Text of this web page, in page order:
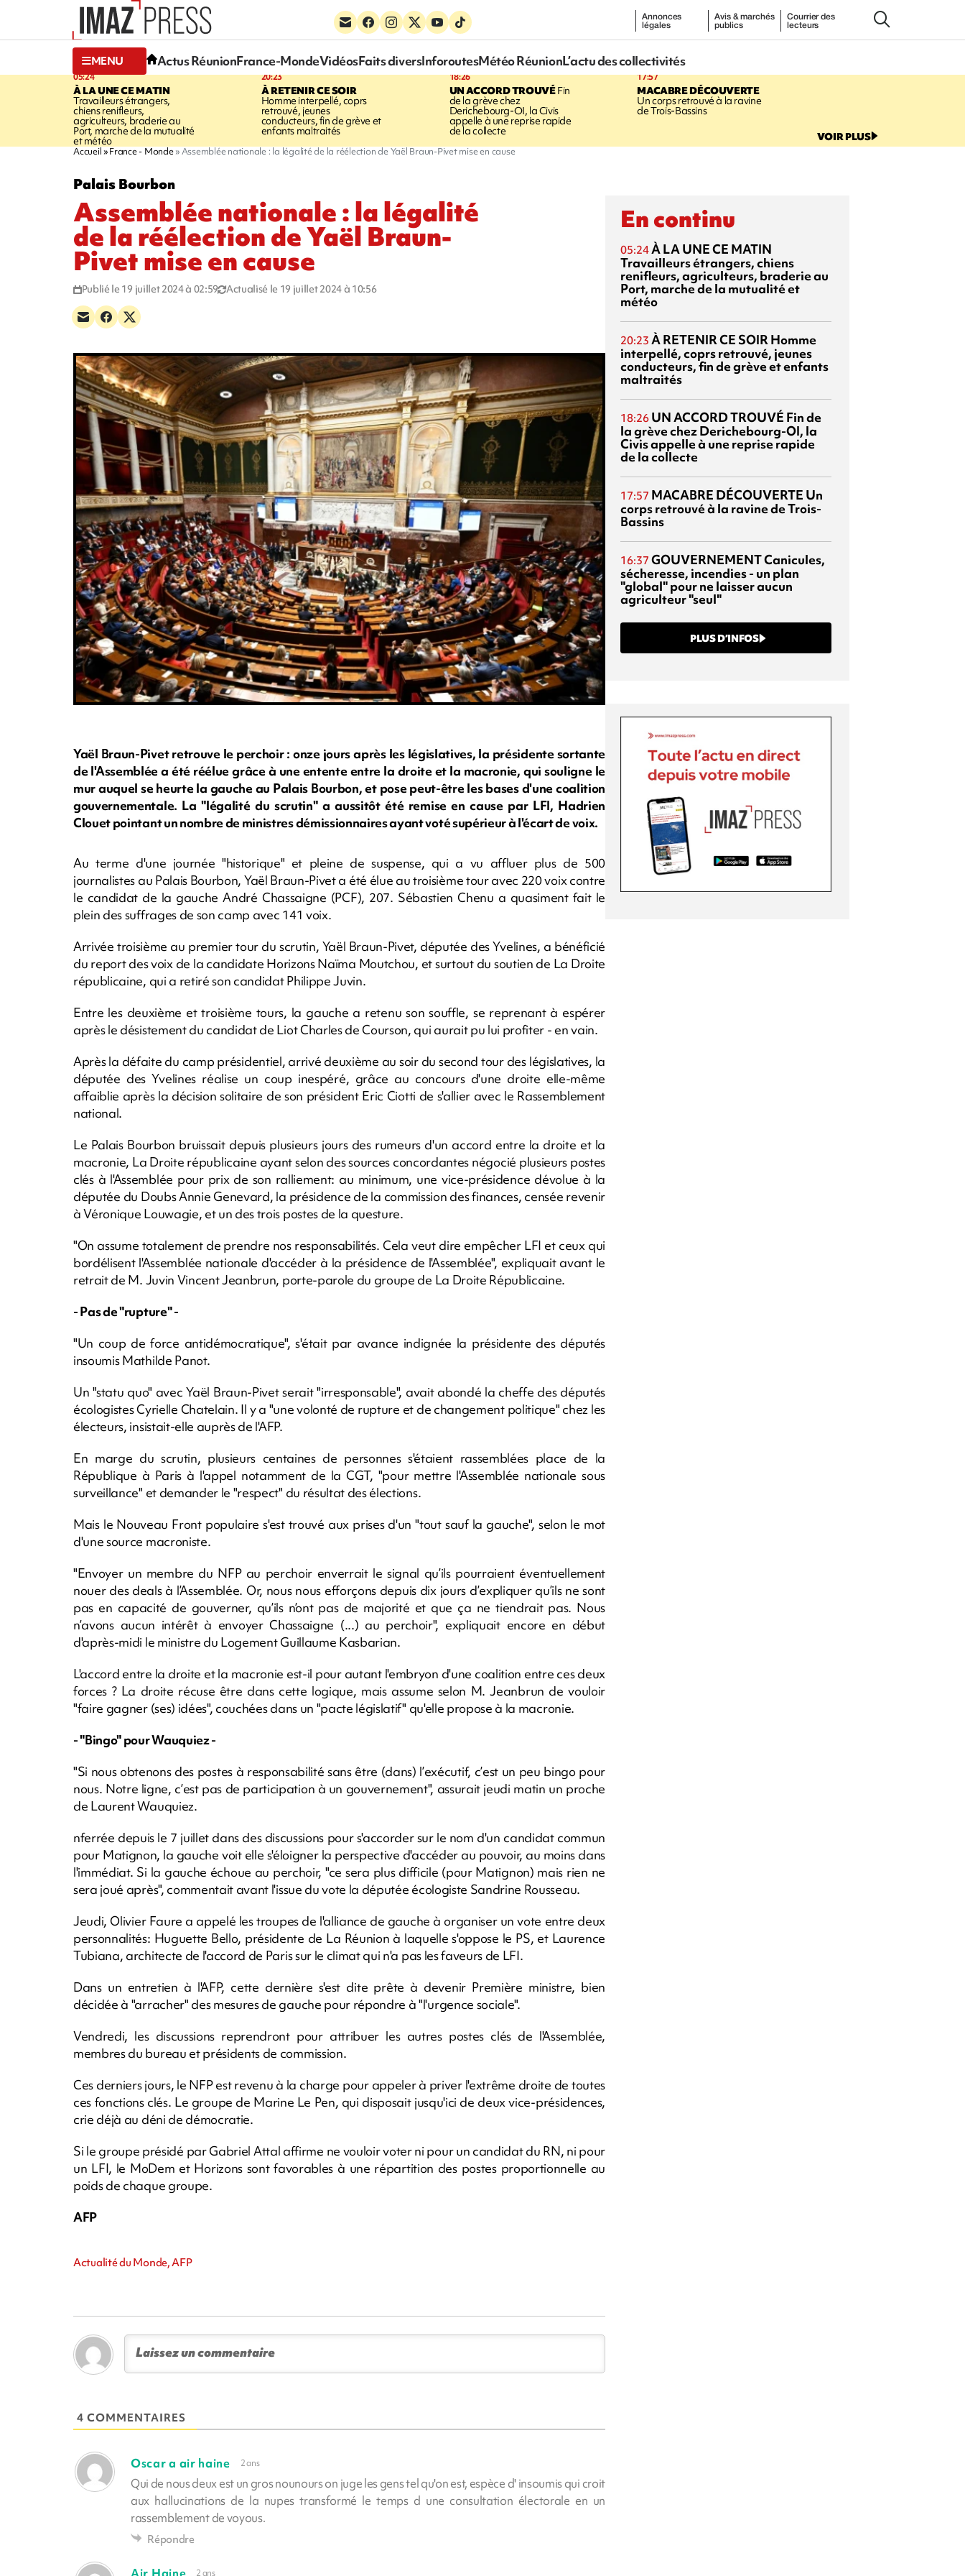
Annonces
légales
Avis & marchés
publics
Courrier des
lecteurs
MENU Actus RéunionFrance-MondeVidéosFaits diversInforoutesMétéo RéunionL’actu des collectivités
05:24
À LA UNE CE MATIN
Travailleurs étrangers,
chiens renifleurs,
agriculteurs, braderie au
Port, marche de la mutualité
et météo
20:23
À RETENIR CE SOIR
Homme interpellé, coprs
retrouvé, jeunes
conducteurs, fin de grève et
enfants maltraités
18:26
UN ACCORD TROUVÉFin
de la grève chez
Derichebourg-OI, la Civis
appelle à une reprise rapide
de la collecte
17:57
MACABRE DÉCOUVERTE
Un corps retrouvé à la ravine
de Trois-Bassins
VOIR PLUS
Accueil France - Monde Assemblée nationale : la légalité de la réélection de Yaël Braun-Pivet mise en cause
Palais Bourbon
Assemblée nationale : la légalité
de la réélection de Yaël Braun-
Pivet mise en cause
Publié le 19 juillet 2024 à 02:59 Actualisé le 19 juillet 2024 à 10:56
Yaël Braun-Pivet retrouve le perchoir : onze jours après les législatives, la présidente sortante
de l'Assemblée a été réélue grâce à une entente entre la droite et la macronie, qui souligne le
mur auquel se heurte la gauche au Palais Bourbon, et pose peut-être les bases d'une coalition
gouvernementale. La "légalité du scrutin" a aussitôt été remise en cause par LFI, Hadrien
Clouet pointant un nombre de ministres démissionnaires ayant voté supérieur à l'écart de voix.
Au terme d'une journée "historique" et pleine de suspense, qui a vu affluer plus de 500
journalistes au Palais Bourbon, Yaël Braun-Pivet a été élue au troisième tour avec 220 voix contre
le candidat de la gauche André Chassaigne (PCF), 207. Sébastien Chenu a quasiment fait le
plein des suffrages de son camp avec 141 voix.
Arrivée troisième au premier tour du scrutin, Yaël Braun-Pivet, députée des Yvelines, a bénéficié
du report des voix de la candidate Horizons Naïma Moutchou, et surtout du soutien de La Droite
républicaine, qui a retiré son candidat Philippe Juvin.
Entre les deuxième et troisième tours, la gauche a retenu son souffle, se reprenant à espérer
après le désistement du candidat de Liot Charles de Courson, qui aurait pu lui profiter - en vain.
Après la défaite du camp présidentiel, arrivé deuxième au soir du second tour des législatives, la
députée des Yvelines réalise un coup inespéré, grâce au concours d'une droite elle-même
affaiblie après la décision solitaire de son président Eric Ciotti de s'allier avec le Rassemblement
national.
Le Palais Bourbon bruissait depuis plusieurs jours des rumeurs d'un accord entre la droite et la
macronie, La Droite républicaine ayant selon des sources concordantes négocié plusieurs postes
clés à l'Assemblée pour prix de son ralliement: au minimum, une vice-présidence dévolue à la
députée du Doubs Annie Genevard, la présidence de la commission des finances, censée revenir
à Véronique Louwagie, et un des trois postes de la questure.
"On assume totalement de prendre nos responsabilités. Cela veut dire empêcher LFI et ceux qui
bordélisent l'Assemblée nationale d'accéder à la présidence de l'Assemblée", expliquait avant le
retrait de M. Juvin Vincent Jeanbrun, porte-parole du groupe de La Droite Républicaine.
- Pas de "rupture" -
"Un coup de force antidémocratique", s'était par avance indignée la présidente des députés
insoumis Mathilde Panot.
Un "statu quo" avec Yaël Braun-Pivet serait "irresponsable", avait abondé la cheffe des députés
écologistes Cyrielle Chatelain. Il y a "une volonté de rupture et de changement politique" chez les
électeurs, insistait-elle auprès de l'AFP.
En marge du scrutin, plusieurs centaines de personnes s'étaient rassemblées place de la
République à Paris à l'appel notamment de la CGT, "pour mettre l'Assemblée nationale sous
surveillance" et demander le "respect" du résultat des élections.
Mais le Nouveau Front populaire s'est trouvé aux prises d'un "tout sauf la gauche", selon le mot
d'une source macroniste.
"Envoyer un membre du NFP au perchoir enverrait le signal qu’ils pourraient éventuellement
nouer des deals à l’Assemblée. Or, nous nous efforçons depuis dix jours d’expliquer qu’ils ne sont
pas en capacité de gouverner, qu’ils n’ont pas de majorité et que ça ne tiendrait pas. Nous
n’avons aucun intérêt à envoyer Chassaigne (...) au perchoir", expliquait encore en début
d'après-midi le ministre du Logement Guillaume Kasbarian.
L'accord entre la droite et la macronie est-il pour autant l'embryon d'une coalition entre ces deux
forces ? La droite récuse être dans cette logique, mais assume selon M. Jeanbrun de vouloir
"faire gagner (ses) idées", couchées dans un "pacte législatif" qu'elle propose à la macronie.
- "Bingo" pour Wauquiez -
"Si nous obtenons des postes à responsabilité sans être (dans) l’exécutif, c’est un peu bingo pour
nous. Notre ligne, c’est pas de participation à un gouvernement", assurait jeudi matin un proche
de Laurent Wauquiez.
nferrée depuis le 7 juillet dans des discussions pour s'accorder sur le nom d'un candidat commun
pour Matignon, la gauche voit elle s'éloigner la perspective d'accéder au pouvoir, au moins dans
l'immédiat. Si la gauche échoue au perchoir, "ce sera plus difficile (pour Matignon) mais rien ne
sera joué après", commentait avant l'issue du vote la députée écologiste Sandrine Rousseau.
Jeudi, Olivier Faure a appelé les troupes de l'alliance de gauche à organiser un vote entre deux
personnalités: Huguette Bello, présidente de La Réunion à laquelle s'oppose le PS, et Laurence
Tubiana, architecte de l'accord de Paris sur le climat qui n'a pas les faveurs de LFI.
Dans un entretien à l'AFP, cette dernière s'est dite prête à devenir Première ministre, bien
décidée à "arracher" des mesures de gauche pour répondre à "l'urgence sociale".
Vendredi, les discussions reprendront pour attribuer les autres postes clés de l'Assemblée,
membres du bureau et présidents de commission.
Ces derniers jours, le NFP est revenu à la charge pour appeler à priver l'extrême droite de toutes
ces fonctions clés. Le groupe de Marine Le Pen, qui disposait jusqu'ici de deux vice-présidences,
crie déjà au déni de démocratie.
Si le groupe présidé par Gabriel Attal affirme ne vouloir voter ni pour un candidat du RN, ni pour
un LFI, le MoDem et Horizons sont favorables à une répartition des postes proportionnelle au
poids de chaque groupe.
AFP
Actualité du Monde, AFP
4 COMMENTAIRES
Oscar a air haine 2 ans
Qui de nous deux est un gros nounours on juge les gens tel qu'on est, espèce d' insoumis qui croit
aux hallucinations de la nupes transformé le temps d une consultation électorale en un
rassemblement de voyous.
Répondre
2 ans
En continu
05:24À LA UNE CE MATIN
Travailleurs étrangers, chiens
renifleurs, agriculteurs, braderie au
Port, marche de la mutualité et
météo
20:23 À RETENIR CE SOIR Homme
interpellé, coprs retrouvé, jeunes
conducteurs, fin de grève et enfants
maltraités
18:26 UN ACCORD TROUVÉ Fin de
la grève chez Derichebourg-OI, la
Civis appelle à une reprise rapide
de la collecte
17:57 MACABRE DÉCOUVERTE Un
corps retrouvé à la ravine de Trois-
Bassins
16:37 GOUVERNEMENTCanicules,
sécheresse, incendies - un plan
"global" pour ne laisser aucun
agriculteur "seul"
PLUS D’INFOS